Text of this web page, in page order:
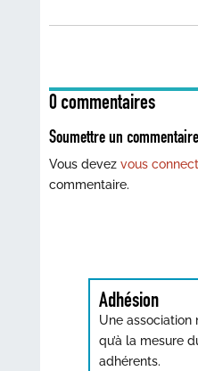
0 commentaires
Soumettre un commentaire
Vous devez vous
commentaire.
Adhésion
Une
qu’à la mesure
adhérents.